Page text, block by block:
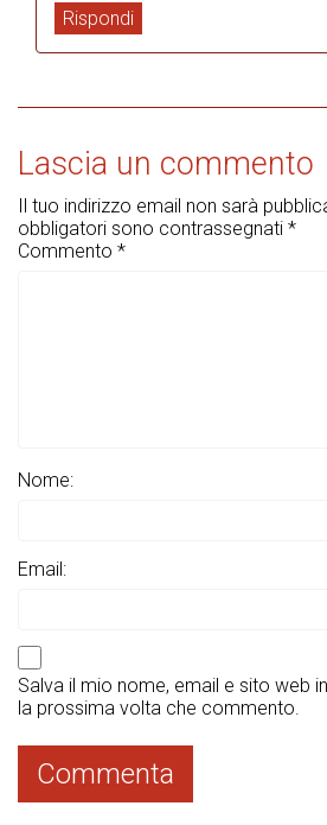
Rispondi
Lascia un commento
Il tuo indirizzo email non sarà
obbligatori sono contrassegnati *
Commento *
Nome:
Email:
Salva il mio nome, email e sito web
la prossima volta che commento.